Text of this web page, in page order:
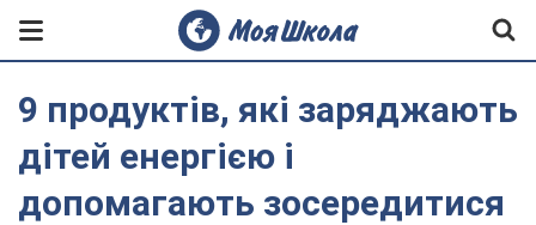
9 продуктів, які заряджають
дітей енергією і
допомагають зосередитися